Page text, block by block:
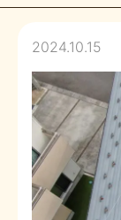
2024.10.15